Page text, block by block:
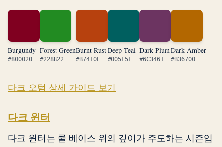
Burgundy
#800020
Forest Green
#228B22
Burnt Rust
#B7410E
Deep Teal
#005F5F
Dark Plum
#6C3461
Dark Amber
#B36700
다크 오텀 상세 가이드 보기
다크 윈터
다크 윈터는 쿨 베이스 위의 깊이가 주도하는 시즌입